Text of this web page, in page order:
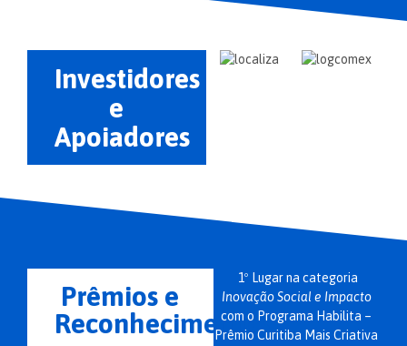
Investidores
e
Apoiadores
Prêmios e
Reconhecimentos
1º Lugar na categoria
Inovação Social e Impacto
com o Programa Habilita –
Prêmio Curitiba Mais Criativa